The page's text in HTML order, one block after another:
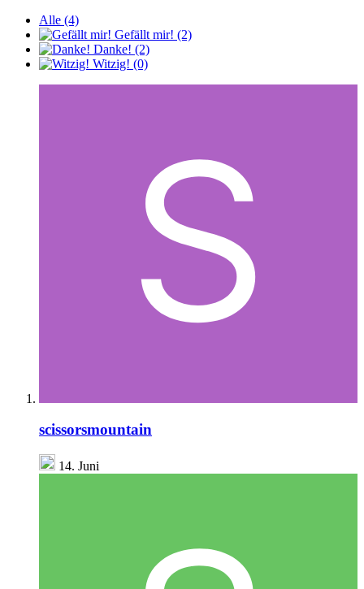
Alle (4)
Gefällt mir! (2)
Danke! (2)
Witzig! (0)
scissorsmountain
14. Juni